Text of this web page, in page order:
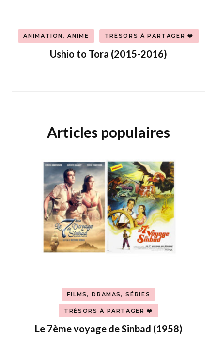
ANIMATION, ANIME TRÉSORS À PARTAGER ❤️
Ushio to Tora (2015-2016)
Articles populaires
FILMS, DRAMAS, SÉRIES
TRÉSORS À PARTAGER ❤️
Le 7ème voyage de Sinbad (1958)